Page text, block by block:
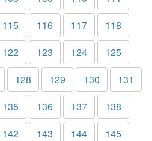
115 116 117
118
122 123 124
125
128 129 130
131
135 136 137
138
142 143 144
145